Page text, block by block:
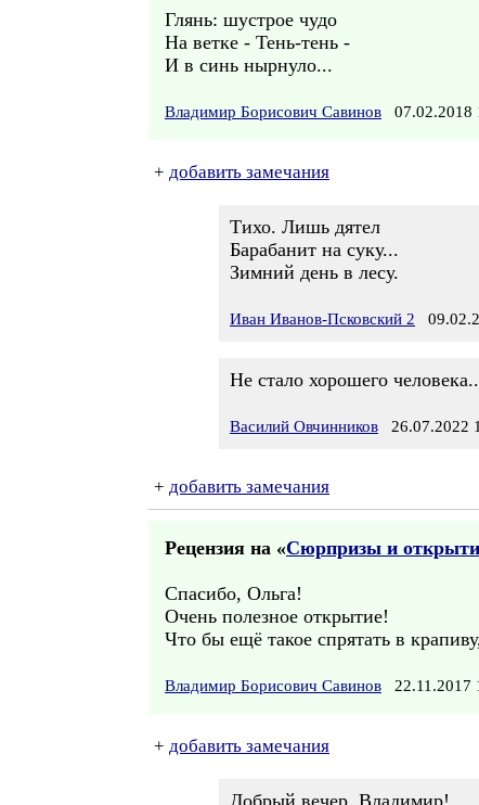
Глянь: шустрое чудо
На ветке - Тень-тень -
И в синь нырнуло...
Владимир Борисович Савинов 07.02.2018
+ добавить замечания
Тихо. Лишь дятел
Барабанит на суку...
Зимний день в лесу.
Иван Иванов-Псковский 2
Не стало хорошего
Василий Овчинников 26.07.2022
+ добавить замечания
Рецензия на «Сюрпризы и
Спасибо, Ольга!
Очень полезное открытие!
Что бы ещё такое спрятать в
Владимир Борисович Савинов 22.11.2017
+ добавить замечания
Добрый вечер, Владимир!